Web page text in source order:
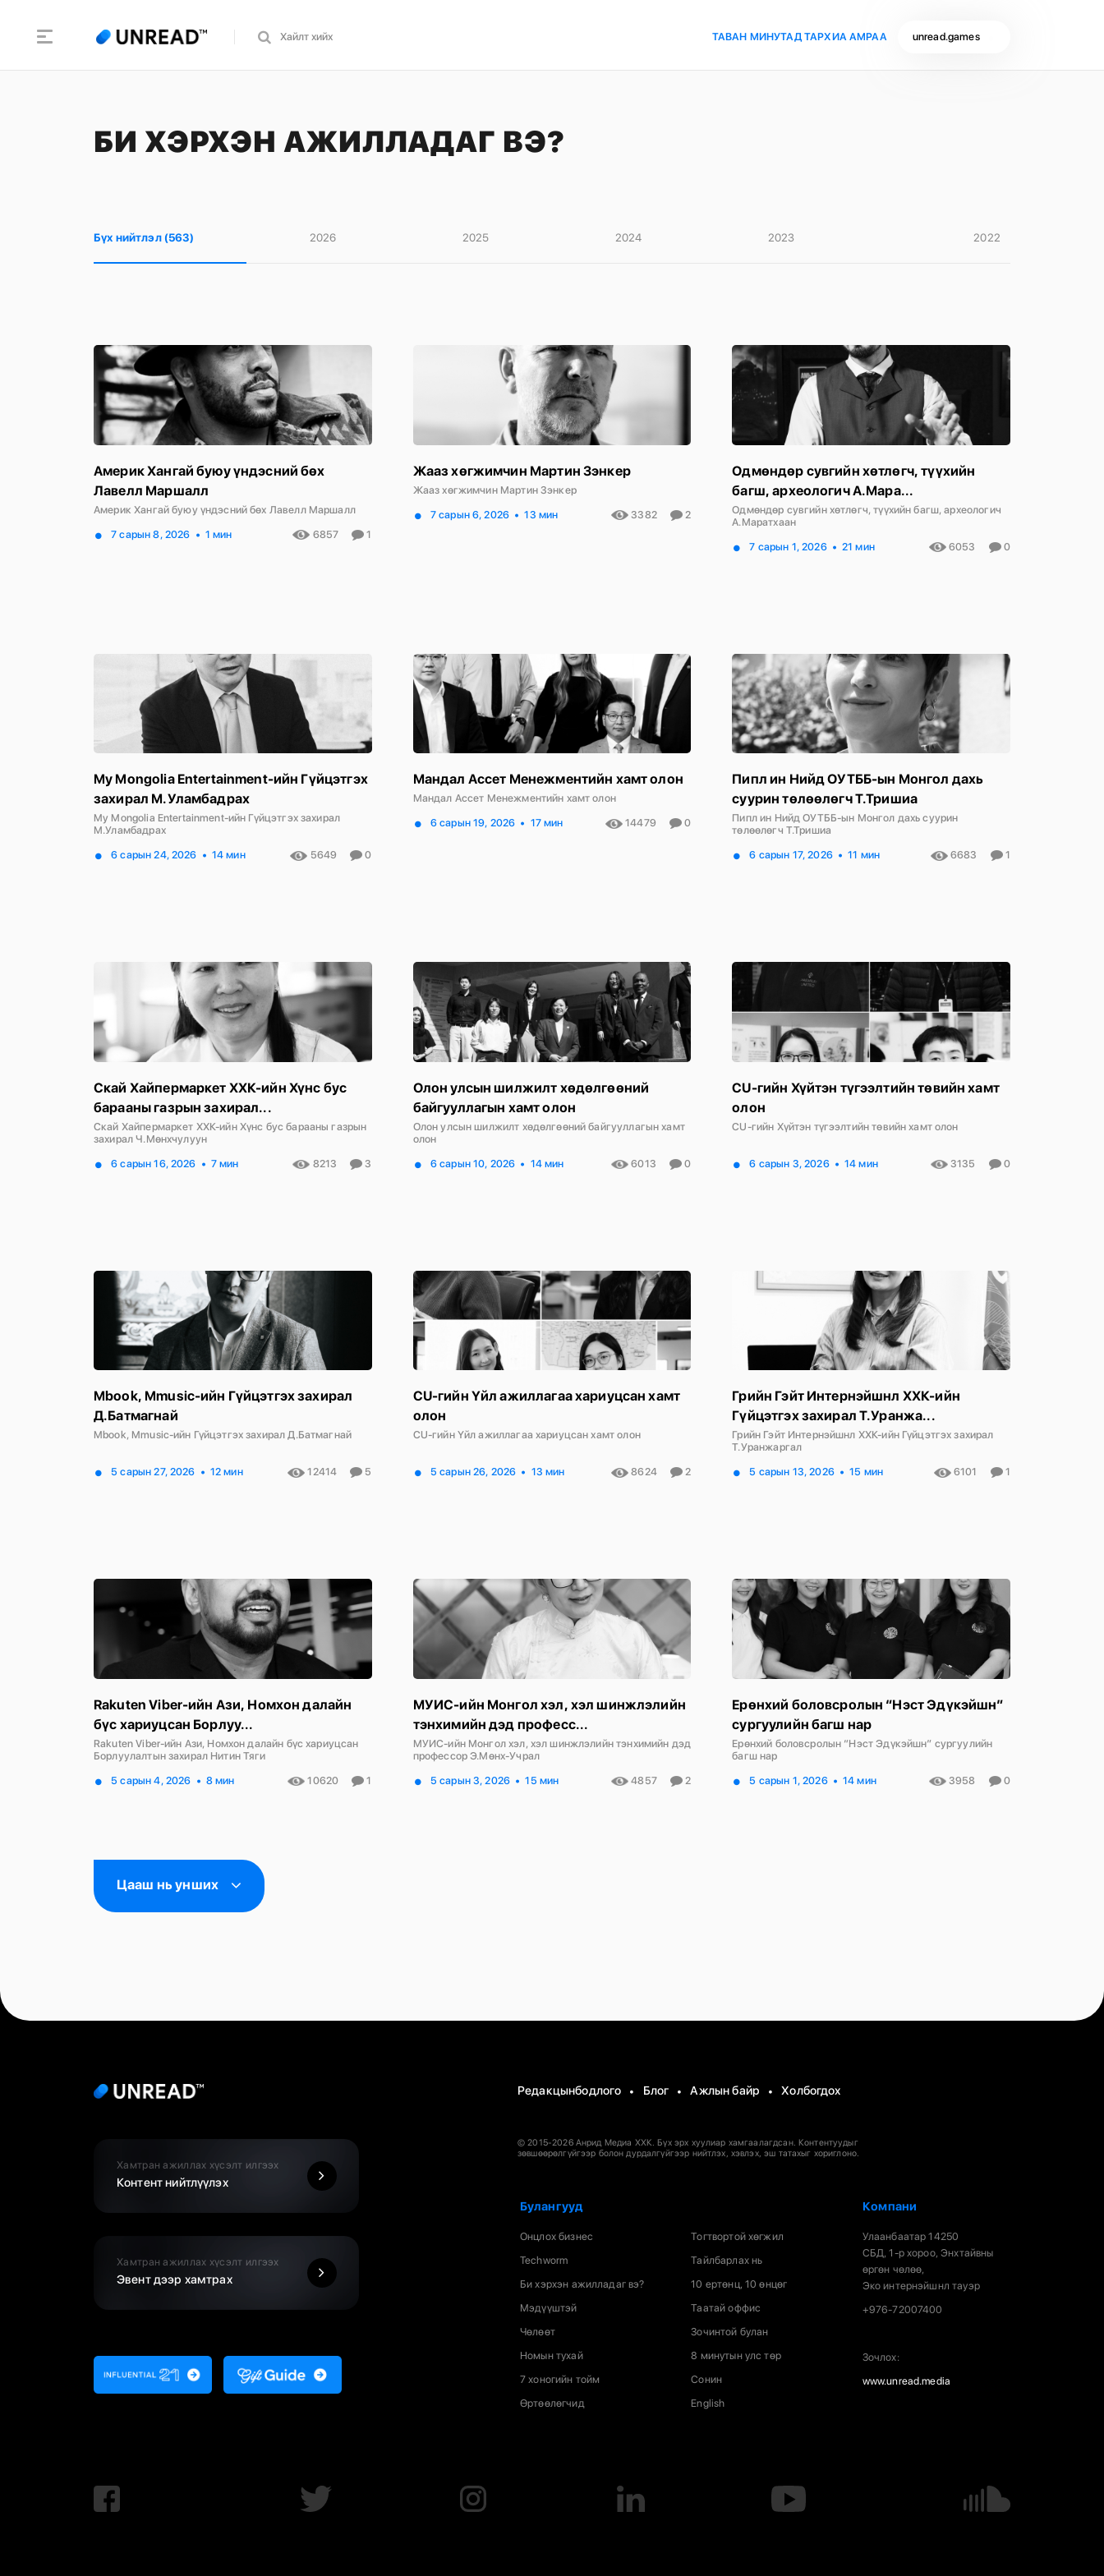
ТАВАН МИНУТАД ТАРХИА АМРАА unread.games
БИ ХЭРХЭН АЖИЛЛАДАГ ВЭ?
Бүх нийтлэл (563) 2026 2025 2024 2023 2022
Америк Хангай буюу үндэсний бөх
Лавелл Маршалл
Америк Хангай буюу үндэсний бөх Лавелл Маршалл
7 сарын 8, 2026
1 мин 6857 1
Жааз хөгжимчин Мартин Зэнкер
Жааз хөгжимчин Мартин Зэнкер
7 сарын 6, 2026
13 мин 3382 2
Одмөндөр сувгийн хөтлөгч, түүхийн
багш, археологич А.Мара...
Одмөндөр сувгийн хөтлөгч, түүхийн багш, археологич
А.Маратхаан
7 сарын 1, 2026
21 мин 6053 0
My Mongolia Entertainment-ийн Гүйцэтгэх
захирал М.Уламбадрах
My Mongolia Entertainment-ийн Гүйцэтгэх захирал
М.Уламбадрах
6 сарын 24, 2026
14 мин 5649 0
Мандал Ассет Менежментийн хамт олон
Мандал Ассет Менежментийн хамт олон
6 сарын 19, 2026
17 мин 14479 0
Пипл ин Нийд ОУТББ-ын Монгол дахь
суурин төлөөлөгч Т.Тришиа
Пипл ин Нийд ОУТББ-ын Монгол дахь суурин
төлөөлөгч Т.Тришиа
6 сарын 17, 2026
11 мин 6683 1
Скай Хайпермаркет ХХК-ийн Хүнс бус
барааны газрын захирал...
Скай Хайпермаркет ХХК-ийн Хүнс бус барааны газрын
захирал Ч.Мөнхчулуун
6 сарын 16, 2026
7 мин 8213 3
Олон улсын шилжилт хөдөлгөөний
байгууллагын хамт олон
Олон улсын шилжилт хөдөлгөөний байгууллагын хамт
олон
6 сарын 10, 2026
14 мин 6013 0
CU-гийн Хүйтэн түгээлтийн төвийн хамт
олон
CU-гийн Хүйтэн түгээлтийн төвийн хамт олон
6 сарын 3, 2026 14 мин 3135 0
Mbook, Mmusic-ийн Гүйцэтгэх захирал
Д.Батмагнай
Mbook, Mmusic-ийн Гүйцэтгэх захирал Д.Батмагнай
5 сарын 27, 2026 12 мин 12414 5
CU-гийн Үйл ажиллагаа хариуцсан хамт
олон
CU-гийн Үйл ажиллагаа хариуцсан хамт олон
5 сарын 26, 2026 13 мин 8624 2
Грийн Гэйт Интернэйшнл ХХК-ийн
Гүйцэтгэх захирал Т.Уранжа...
Грийн Гэйт Интернэйшнл ХХК-ийн Гүйцэтгэх захирал
Т.Уранжаргал
5 сарын 13, 2026
15 мин 6101 1
Rakuten Viber-ийн Ази, Номхон далайн
бүс хариуцсан Борлуу...
Rakuten Viber-ийн Ази, Номхон далайн бүс хариуцсан
Борлуулалтын захирал Нитин Тяги
5 сарын 4, 2026
8 мин 10620 1
МУИС-ийн Монгол хэл, хэл шинжлэлийн
тэнхимийн дэд професс...
МУИС-ийн Монгол хэл, хэл шинжлэлийн тэнхимийн дэд
профессор Э.Мөнх-Учрал
5 сарын 3, 2026
15 мин 4857 2
Ерөнхий боловсролын “Нэст Эдүкэйшн”
сургуулийн багш нар
Ерөнхий боловсролын “Нэст Эдүкэйшн” сургуулийн
багш нар
5 сарын 1, 2026
14 мин 3958 0
Цааш нь унших
Хамтран ажиллах хүсэлт илгээх
Контент нийтлүүлэх
Хамтран ажиллах хүсэлт илгээх
Эвент дээр хамтрах
Редакцынбодлого Блог Ажлын байр Холбогдох
© 2015-2026 Анрид Медиа ХХК. Бүх эрх хуулиар хамгаалагдсан. Контентуудыг
зөвшөөрөлгүйгээр болон дурдалгүйгээр нийтлэх, хэвлэх, эш татахыг хориглоно.
Булангууд
Онцлох бизнес
Techworm
Би хэрхэн ажилладаг вэ?
Мэдүүштэй
Чөлөөт
Номын тухай
7 хоногийн тойм
Өртөөлөгчид
Тогтвортой хөгжил
Тайлбарлах нь
10 ертөнц, 10 өнцөг
Таатай оффис
Зочинтой булан
8 минутын улс төр
Сонин
English
Компани
Улаанбаатар 14250
СБД, 1-р хороо, Энхтайвны
өргөн чөлөө,
Эко интернэйшнл тауэр
+976-72007400
Зочлох:
www.unread.media